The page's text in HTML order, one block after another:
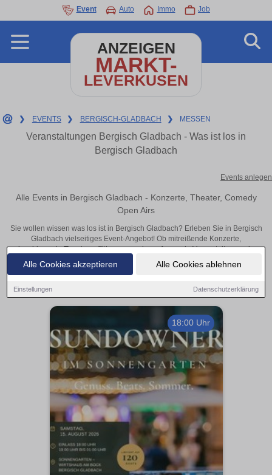
Alle Cookies akzeptieren Alle Cookies ablehnen
Einstellungen Datenschutzerklärung
Event Auto Immo Job
ANZEIGEN
MARKT-
LEVERKUSEN
❯ EVENTS ❯ BERGISCH-GLADBACH ❯ MESSEN
Veranstaltungen Bergisch Gladbach - Was ist los in
Bergisch Gladbach
Events anlegen
Alle Events in Bergisch Gladbach - Konzerte, Theater, Comedy
Open Airs
Sie wollen wissen was los ist in Bergisch Gladbach? Erleben Sie in Bergisch
Gladbach vielseitiges Event-Angebot! Ob mitreißende Konzerte,
inspirierende Theateraufführungen oder aufregende Veranstaltungen in
Bergisch Gladbach – hier finden alles im Überblick und Tickets.
18:00 Uhr